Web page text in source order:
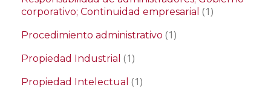
corporativo; Continuidad empresarial (1)
Procedimiento administrativo (1)
Propiedad Industrial (1)
Propiedad Intelectual (1)